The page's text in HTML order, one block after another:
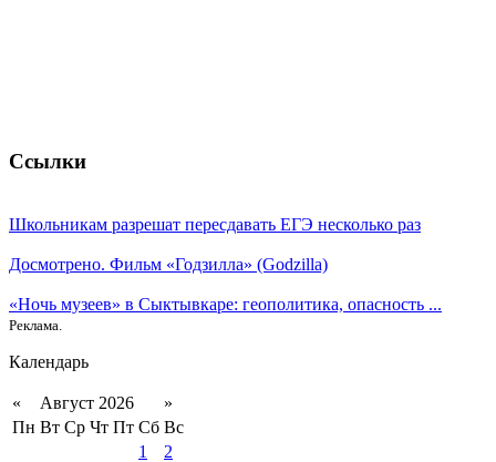
Ссылки
Школьникам разрешат пересдавать ЕГЭ несколько раз
Досмотрено. Фильм «Годзилла» (Godzilla)
«Ночь музеев» в Сыктывкаре: геополитика, опасность ...
Реклама.
Календарь
« Август 2026
»
Пн Вт Ср Чт Пт Сб Вс
1
2